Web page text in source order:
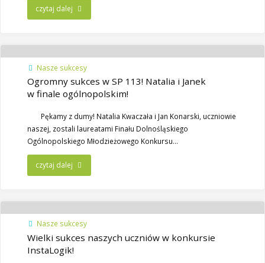
czytaj dalej
Nasze sukcesy
Ogromny sukces w SP 113! Natalia i Janek
w finale ogólnopolskim!
​Pękamy z dumy! Natalia Kwaczała i Jan Konarski, uczniowie
naszej, zostali laureatami Finału Dolnośląskiego
Ogólnopolskiego Młodzieżowego Konkursu…
czytaj dalej
Nasze sukcesy
Wielki sukces naszych uczniów w konkursie
InstaLogik!